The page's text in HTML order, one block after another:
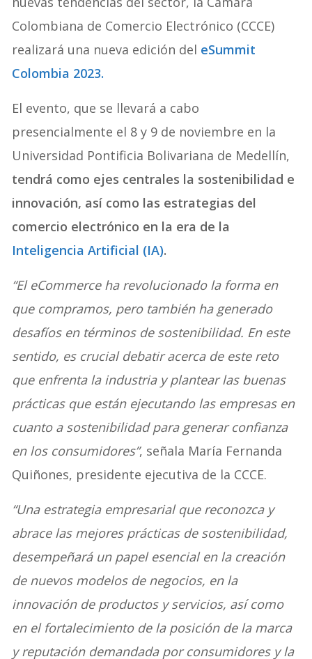
Colombiana de Comercio Electrónico (CCCE)
realizará una nueva edición del eSummit
Colombia 2023.
El evento, que se llevará a cabo
presencialmente el 8 y 9 de noviembre en la
Universidad Pontificia Bolivariana de Medellín,
tendrá como ejes centrales la sostenibilidad e
innovación, así como las estrategias del
comercio electrónico en la era de la
Inteligencia Artificial (IA).
“El eCommerce ha revolucionado la forma en
que compramos, pero también ha generado
desafíos en términos de sostenibilidad. En este
sentido, es crucial debatir acerca de este reto
que enfrenta la industria y plantear las buenas
prácticas que están ejecutando las empresas en
cuanto a sostenibilidad para generar confianza
en los consumidores”, señala María Fernanda
Quiñones, presidente ejecutiva de la CCCE.
“Una estrategia empresarial que reconozca y
abrace las mejores prácticas de sostenibilidad,
desempeñará un papel esencial en la creación
de nuevos modelos de negocios, en la
innovación de productos y servicios, así como
en el fortalecimiento de la posición de la marca
y reputación demandada por consumidores y la